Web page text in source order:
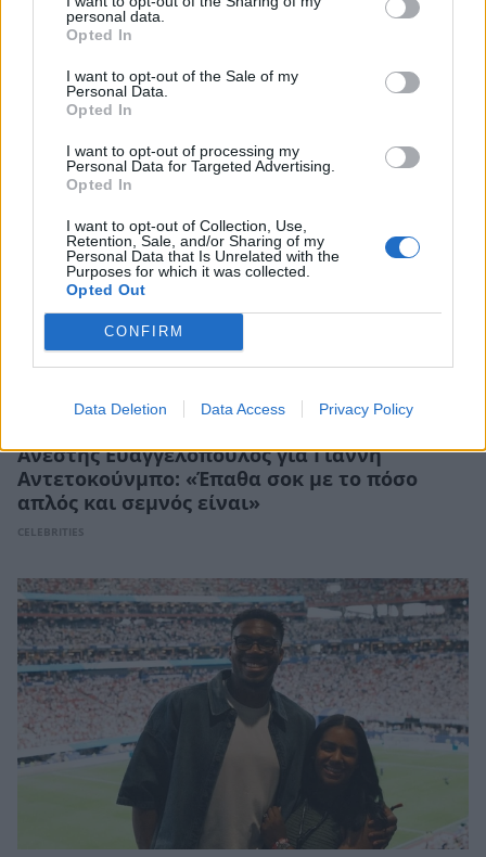
personal data.
Opted In
I want to opt-out of the Sale of my
Personal Data.
Opted In
I want to opt-out of processing my
Personal Data for Targeted Advertising.
Opted In
I want to opt-out of Collection, Use,
Retention, Sale, and/or Sharing of my
Personal Data that Is Unrelated with the
Purposes for which it was collected.
Opted Out
CONFIRM
Data Deletion Data Access Privacy Policy
Γιάννης Αντετοκούνμπο: Αποκάλυψε τον
άγνωστο καβγά με τη Μαράια σε ταξίδι τους
στη Σαντορίνη
CELEBRITIES
Ανέστης Ευαγγελόπουλος για Γιάννη
Αντετοκούνμπο: «Έπαθα σοκ με το πόσο
απλός και σεμνός είναι»
CELEBRITIES